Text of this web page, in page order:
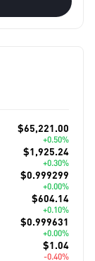
$65,221.00
+0.50%
$1,925.24
+0.30%
$0.999299
+0.00%
$604.14
+0.10%
$0.999631
+0.00%
$1.04
-0.40%